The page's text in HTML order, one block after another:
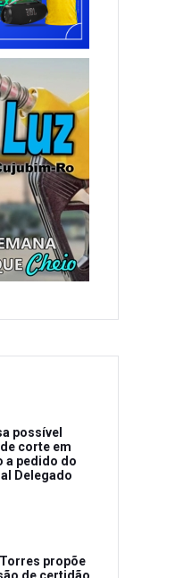
possível
corte em
a pedido do
Delegado
propõe